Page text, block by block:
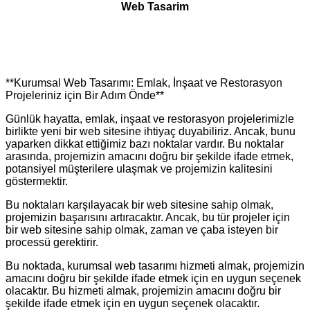
Web Tasarim
**Kurumsal Web Tasarımı: Emlak, İnşaat ve Restorasyon
Projeleriniz için Bir Adım Önde**
Günlük hayatta, emlak, inşaat ve restorasyon projelerimizle
birlikte yeni bir web sitesine ihtiyaç duyabiliriz. Ancak, bunu
yaparken dikkat ettiğimiz bazı noktalar vardır. Bu noktalar
arasında, projemizin amacını doğru bir şekilde ifade etmek,
potansiyel müşterilere ulaşmak ve projemizin kalitesini
göstermektir.
Bu noktaları karşılayacak bir web sitesine sahip olmak,
projemizin başarısını artıracaktır. Ancak, bu tür projeler için
bir web sitesine sahip olmak, zaman ve çaba isteyen bir
processü gerektirir.
Bu noktada, kurumsal web tasarımı hizmeti almak, projemizin
amacını doğru bir şekilde ifade etmek için en uygun seçenek
olacaktır. Bu hizmeti almak, projemizin amacını doğru bir
şekilde ifade etmek için en uygun seçenek olacaktır.